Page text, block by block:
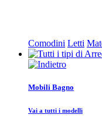
Comodini Letti
Mobili Bagno
Vai a tutti i modelli